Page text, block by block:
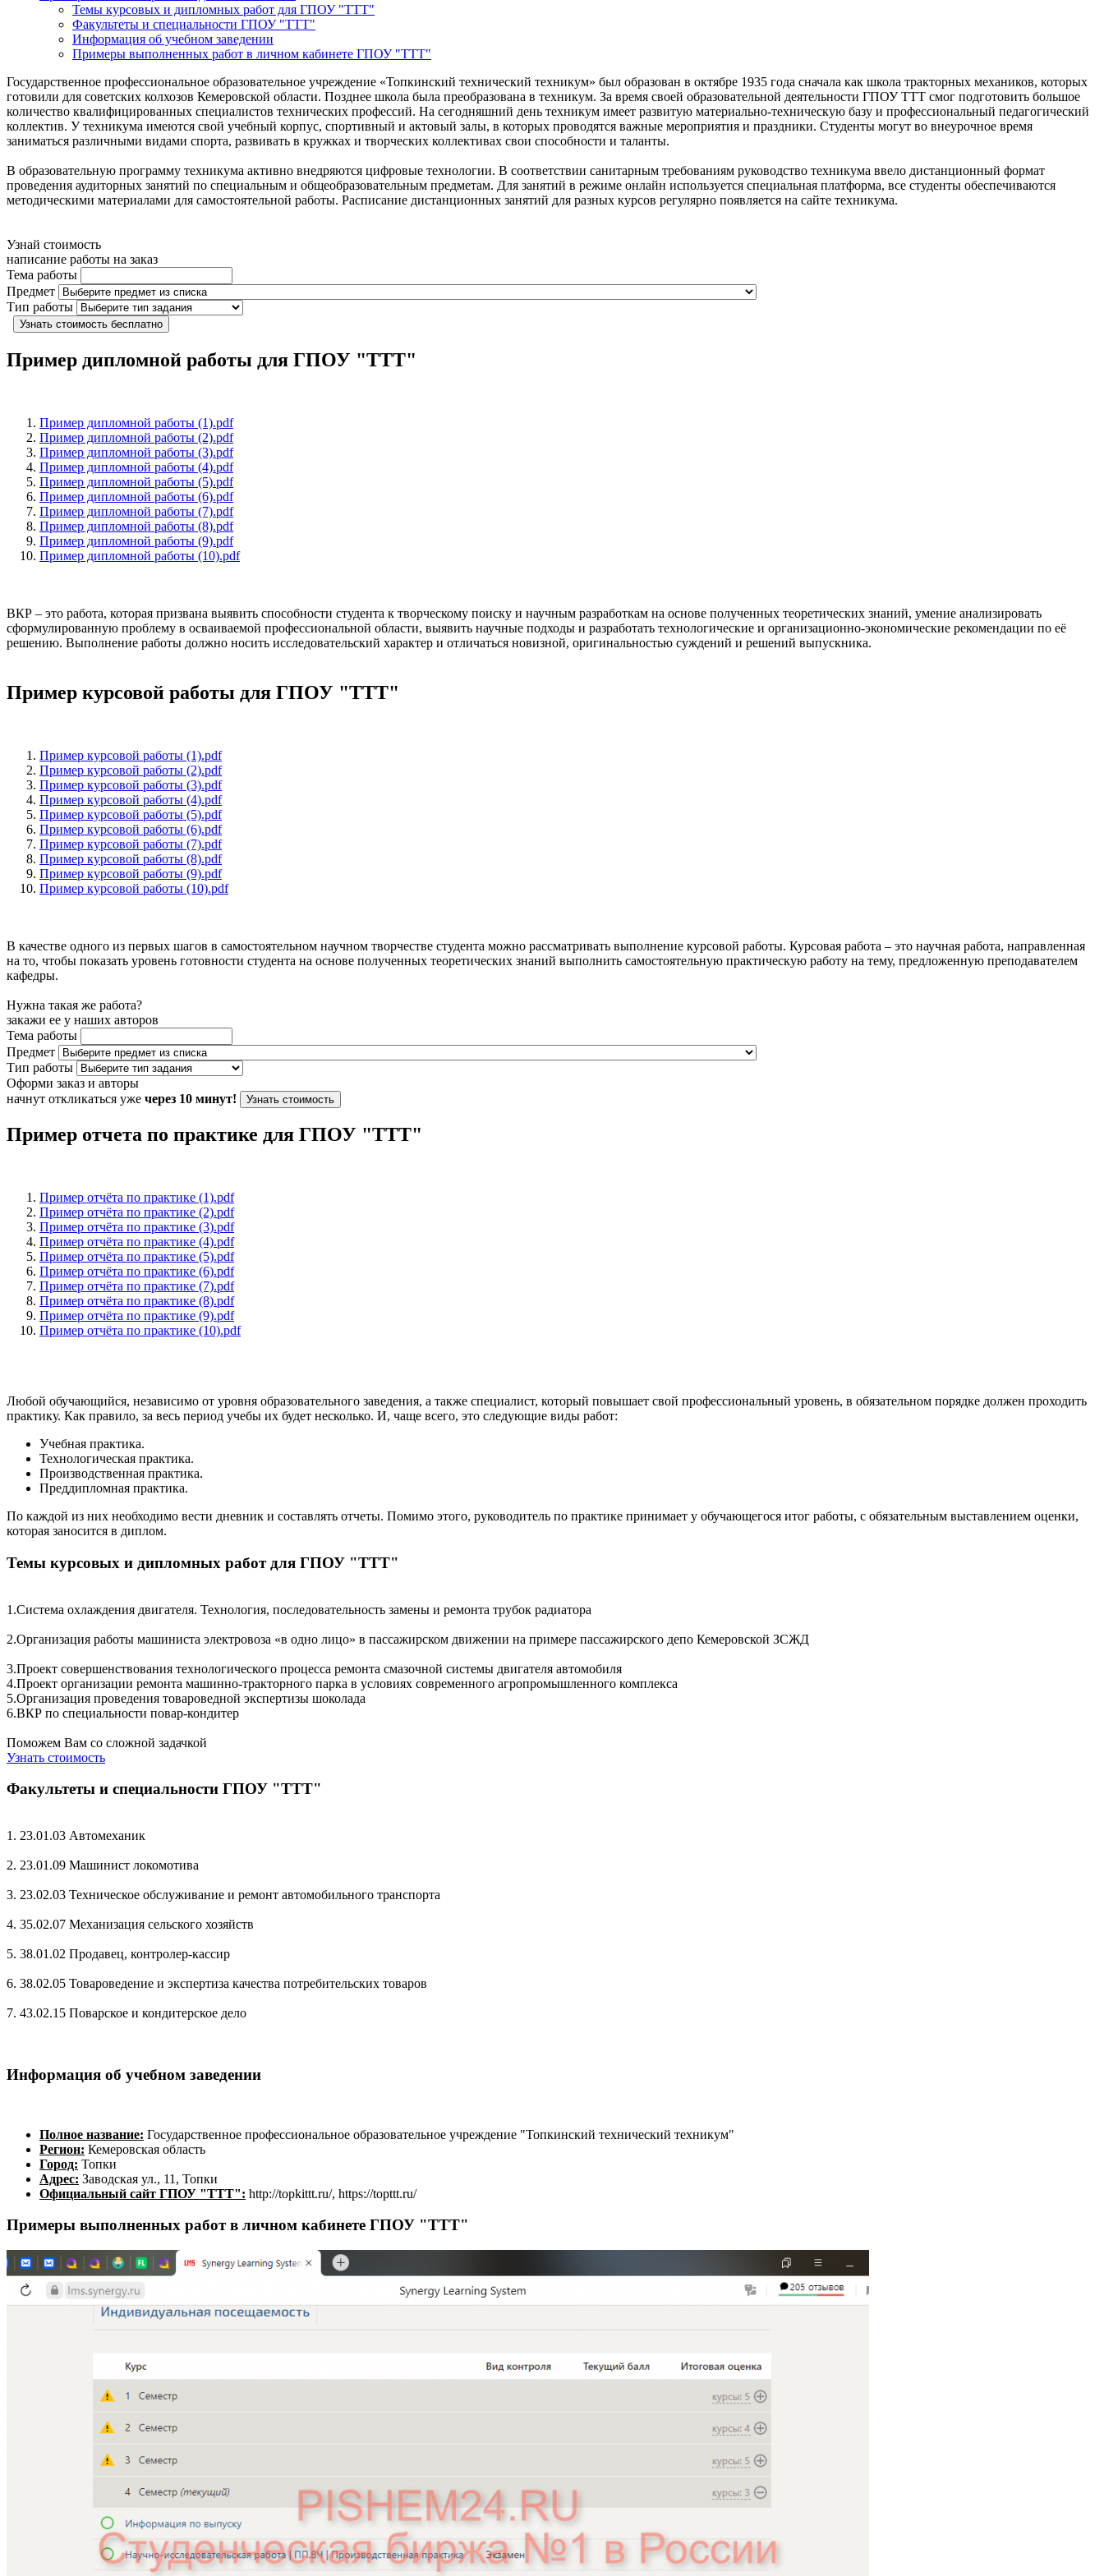
Темы курсовых и дипломных работ для ГПОУ "ТТТ"
Факультеты и специальности ГПОУ "ТТТ"
Информация об учебном заведении
Примеры выполненных работ в личном кабинете ГПОУ "ТТТ"
Государственное профессиональное образовательное учреждение «Топкинский технический техникум» был образован в октябре 1935 года сначала как школа тракторных механиков, которых
готовили для советских колхозов Кемеровской области. Позднее школа была преобразована в техникум. За время своей образовательной деятельности ГПОУ ТТТ смог подготовить большое
количество квалифицированных специалистов технических профессий. На сегодняшний день техникум имеет развитую материально-техническую базу и профессиональный педагогический
коллектив. У техникума имеются свой учебный корпус, спортивный и актовый залы, в которых проводятся важные мероприятия и праздники. Студенты могут во внеурочное время
заниматься различными видами спорта, развивать в кружках и творческих коллективах свои способности и таланты.
В образовательную программу техникума активно внедряются цифровые технологии. В соответствии санитарным требованиям руководство техникума ввело дистанционный формат
проведения аудиторных занятий по специальным и общеобразовательным предметам. Для занятий в режиме онлайн используется специальная платформа, все студенты обеспечиваются
методическими материалами для самостоятельной работы. Расписание дистанционных занятий для разных курсов регулярно появляется на сайте техникума.
Узнай стоимость
написание работы на заказ
Тема работы
Предмет
Тип работы
Узнать стоимость бесплатно
Пример дипломной работы для ГПОУ "ТТТ"
Пример дипломной работы (1).pdf
Пример дипломной работы (2).pdf
Пример дипломной работы (3).pdf
Пример дипломной работы (4).pdf
Пример дипломной работы (5).pdf
Пример дипломной работы (6).pdf
Пример дипломной работы (7).pdf
Пример дипломной работы (8).pdf
Пример дипломной работы (9).pdf
Пример дипломной работы (10).pdf
ВКР – это работа, которая призвана выявить способности студента к творческому поиску и научным разработкам на основе полученных теоретических знаний, умение анализировать
сформулированную проблему в осваиваемой профессиональной области, выявить научные подходы и разработать технологические и организационно-экономические рекомендации по её
решению. Выполнение работы должно носить исследовательский характер и отличаться новизной, оригинальностью суждений и решений выпускника.
Пример курсовой работы для ГПОУ "ТТТ"
Пример курсовой работы (1).pdf
Пример курсовой работы (2).pdf
Пример курсовой работы (3).pdf
Пример курсовой работы (4).pdf
Пример курсовой работы (5).pdf
Пример курсовой работы (6).pdf
Пример курсовой работы (7).pdf
Пример курсовой работы (8).pdf
Пример курсовой работы (9).pdf
Пример курсовой работы (10).pdf
В качестве одного из первых шагов в самостоятельном научном творчестве студента можно рассматривать выполнение курсовой работы. Курсовая работа – это научная работа, направленная
на то, чтобы показать уровень готовности студента на основе полученных теоретических знаний выполнить самостоятельную практическую работу на тему, предложенную преподавателем
кафедры.
Нужна такая же работа?
закажи ее у наших авторов
Тема работы
Предмет
Тип работы
Оформи заказ и авторы
начнут откликаться уже через 10 минут! Узнать стоимость
Пример отчета по практике для ГПОУ "ТТТ"
Пример отчёта по практике (1).pdf
Пример отчёта по практике (2).pdf
Пример отчёта по практике (3).pdf
Пример отчёта по практике (4).pdf
Пример отчёта по практике (5).pdf
Пример отчёта по практике (6).pdf
Пример отчёта по практике (7).pdf
Пример отчёта по практике (8).pdf
Пример отчёта по практике (9).pdf
Пример отчёта по практике (10).pdf
Любой обучающийся, независимо от уровня образовательного заведения, а также специалист, который повышает свой профессиональный уровень, в обязательном порядке должен проходить
практику. Как правило, за весь период учебы их будет несколько. И, чаще всего, это следующие виды работ:
Учебная практика.
Технологическая практика.
Производственная практика.
Преддипломная практика.
По каждой из них необходимо вести дневник и составлять отчеты. Помимо этого, руководитель по практике принимает у обучающегося итог работы, с обязательным выставлением оценки,
которая заносится в диплом.
Темы курсовых и дипломных работ для ГПОУ "ТТТ"
1.Система охлаждения двигателя. Технология, последовательность замены и ремонта трубок радиатора
2.Организация работы машиниста электровоза «в одно лицо» в пассажирском движении на примере пассажирского депо Кемеровской ЗСЖД
3.Проект совершенствования технологического процесса ремонта смазочной системы двигателя автомобиля
4.Проект организации ремонта машинно-тракторного парка в условиях современного агропромышленного комплекса
5.Организация проведения товароведной экспертизы шоколада
6.ВКР по специальности повар-кондитер
Поможем Вам со сложной задачкой
Узнать стоимость
Факультеты и специальности ГПОУ "ТТТ"
1. 23.01.03 Автомеханик
2. 23.01.09 Машинист локомотива
3. 23.02.03 Техническое обслуживание и ремонт автомобильного транспорта
4. 35.02.07 Механизация сельского хозяйств
5. 38.01.02 Продавец, контролер-кассир
6. 38.02.05 Товароведение и экспертиза качества потребительских товаров
7. 43.02.15 Поварское и кондитерское дело
Информация об учебном заведении
Полное название: Государственное профессиональное образовательное учреждение "Топкинский технический техникум"
Регион: Кемеровская область
Город: Топки
Адрес: Заводская ул., 11, Топки
Официальный сайт ГПОУ "ТТТ": http://topkittt.ru/, https://topttt.ru/
Примеры выполненных работ в личном кабинете ГПОУ "ТТТ"